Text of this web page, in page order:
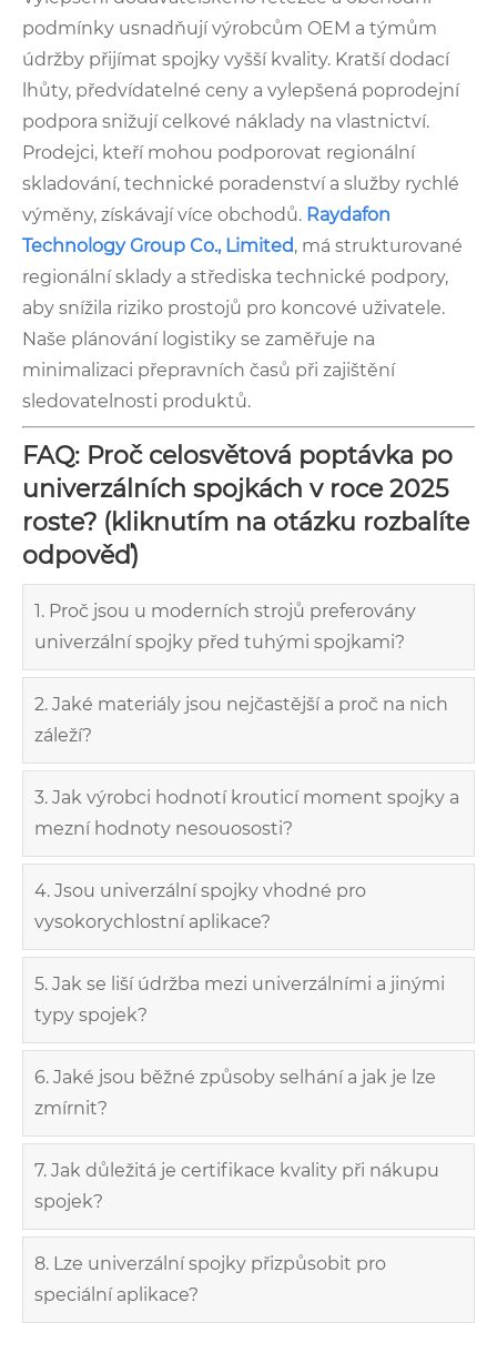
podmínky usnadňují výrobcům OEM a týmům
údržby přijímat spojky vyšší kvality. Kratší dodací
lhůty, předvídatelné ceny a vylepšená poprodejní
podpora snižují celkové náklady na vlastnictví.
Prodejci, kteří mohou podporovat regionální
skladování, technické poradenství a služby rychlé
výměny, získávají více obchodů. Raydafon
Technology Group Co., Limited, má strukturované
regionální sklady a střediska technické podpory,
aby snížila riziko prostojů pro koncové uživatele.
Naše plánování logistiky se zaměřuje na
minimalizaci přepravních časů při zajištění
sledovatelnosti produktů.
FAQ: Proč celosvětová poptávka po
univerzálních spojkách v roce 2025
roste? (kliknutím na otázku rozbalíte
odpověď)
1. Proč jsou u moderních strojů preferovány
univerzální spojky před tuhými spojkami?
2. Jaké materiály jsou nejčastější a proč na nich
záleží?
3. Jak výrobci hodnotí krouticí moment spojky a
mezní hodnoty nesouososti?
4. Jsou univerzální spojky vhodné pro
vysokorychlostní aplikace?
5. Jak se liší údržba mezi univerzálními a jinými
typy spojek?
6. Jaké jsou běžné způsoby selhání a jak je lze
zmírnit?
7. Jak důležitá je certifikace kvality při nákupu
spojek?
8. Lze univerzální spojky přizpůsobit pro
speciální aplikace?